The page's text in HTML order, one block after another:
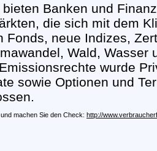
Banken und
die sich mit dem
Fonds, neue Indizes,
Wald, Wasser
wurde
sowie Optionen und
machen Sie den Check: http://